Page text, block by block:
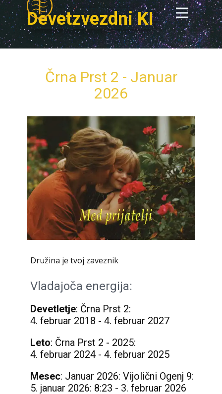
Devetzvezdni KI
Črna Prst 2 - Januar
2026
Družina je tvoj zaveznik
Vladajoča energija:
Devetletje: Črna Prst 2:
4. februar 2018 - 4. februar 2027
Leto: Črna Prst 2 - 2025:
4. februar 2024 - 4. februar 2025
Mesec: Januar 2026: Vijolični Ogenj 9:
5. januar 2026: 8:23 - 3. februar 2026